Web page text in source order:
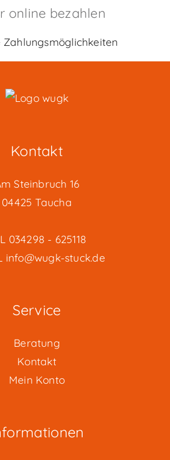
online bezahlen
Kontakt
Steinbruch 16
04425 Taucha
034298 - 625118
info@wugk-stuck.de
Service
Beratung
Kontakt
Mein Konto